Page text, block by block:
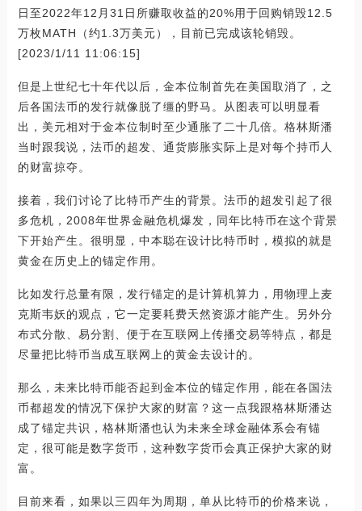
日至2022年12月31日所赚取收益的20%用于回购销毁12.5
万枚MATH（约1.3万美元），目前已完成该轮销毁。
[2023/1/11 11:06:15]
但是上世纪七十年代以后，金本位制首先在美国取消了，之
后各国法币的发行就像脱了缰的野马。从图表可以明显看
出，美元相对于金本位制时至少通胀了二十几倍。格林斯潘
当时跟我说，法币的超发、通货膨胀实际上是对每个持币人
的财富掠夺。
接着，我们讨论了比特币产生的背景。法币的超发引起了很
多危机，2008年世界金融危机爆发，同年比特币在这个背景
下开始产生。很明显，中本聪在设计比特币时，模拟的就是
黄金在历史上的锚定作用。
比如发行总量有限，发行锚定的是计算机算力，用物理上麦
克斯韦妖的观点，它一定要耗费天然资源才能产生。另外分
布式分散、易分割、便于在互联网上传播交易等特点，都是
尽量把比特币当成互联网上的黄金去设计的。
那么，未来比特币能否起到金本位的锚定作用，能在各国法
币都超发的情况下保护大家的财富？这一点我跟格林斯潘达
成了锚定共识，格林斯潘也认为未来全球金融体系会有锚
定，很可能是数字货币，这种数字货币会真正保护大家的财
富。
目前来看，如果以三四年为周期，单从比特币的价格来说，